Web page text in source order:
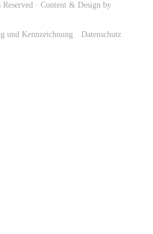
· Content & Design by
und Kennzeichnung
Datenschutz